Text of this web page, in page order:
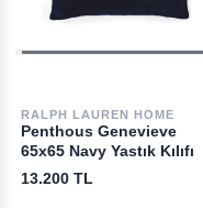
RALPH LAUREN HOME
Penthous Genevieve
65x65 Navy Yastık Kılıfı
13.200 TL